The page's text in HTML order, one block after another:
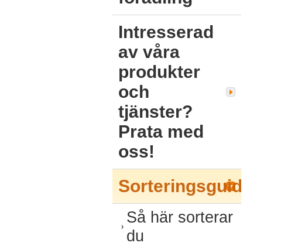
Intresserad
av våra
produkter
och
tjänster?
Prata med
oss!
Sorteringsguide
Så här sorterar
du